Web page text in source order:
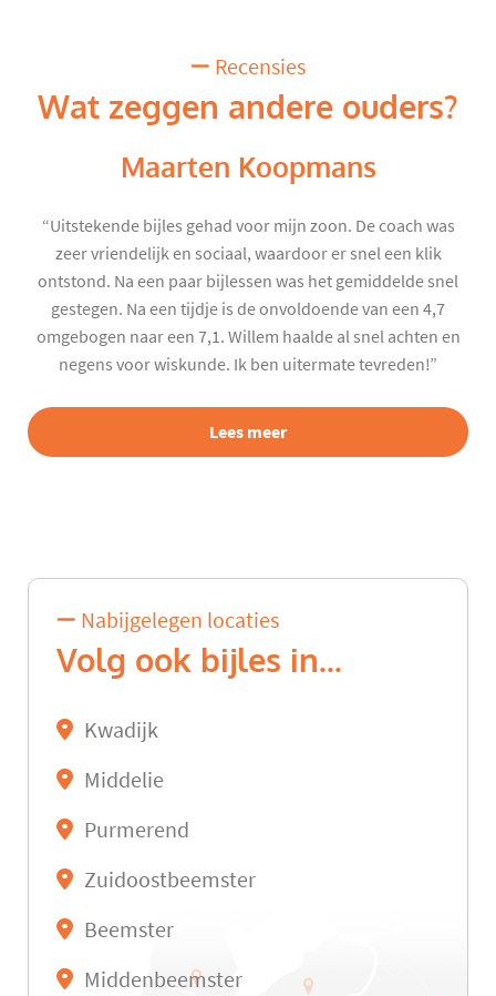
Recensies
Wat zeggen andere ouders?
Maarten Koopmans
“Uitstekende bijles gehad voor mijn zoon. De coach was
zeer vriendelijk en sociaal, waardoor er snel een klik
ontstond. Na een paar bijlessen was het gemiddelde snel
gestegen. Na een tijdje is de onvoldoende van een 4,7
omgebogen naar een 7,1. Willem haalde al snel achten en
negens voor wiskunde. Ik ben uitermate tevreden!”
Lees meer
Nabijgelegen locaties
Volg ook bijles in...
Kwadijk
Middelie
Purmerend
Zuidoostbeemster
Beemster
Middenbeemster